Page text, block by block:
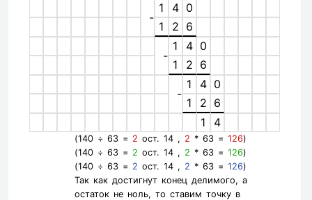
-
1 4 0
1
2 6
-
1 4 0
1
2 6
-
1 4 0
1
2 6
1
4
(140 ÷ 63 = 2 ост. 14 , 2 * 63 = 126)
(140 ÷ 63 = 2 ост. 14 , 2 * 63 = 126)
(140 ÷ 63 = 2 ост. 14 , 2 * 63 = 126)
Так как достигнут конец делимого, а
остаток не ноль, то ставим точку в